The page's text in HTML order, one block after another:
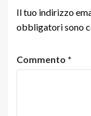
Il tuo indirizzo
obbligatori sono
Commento *